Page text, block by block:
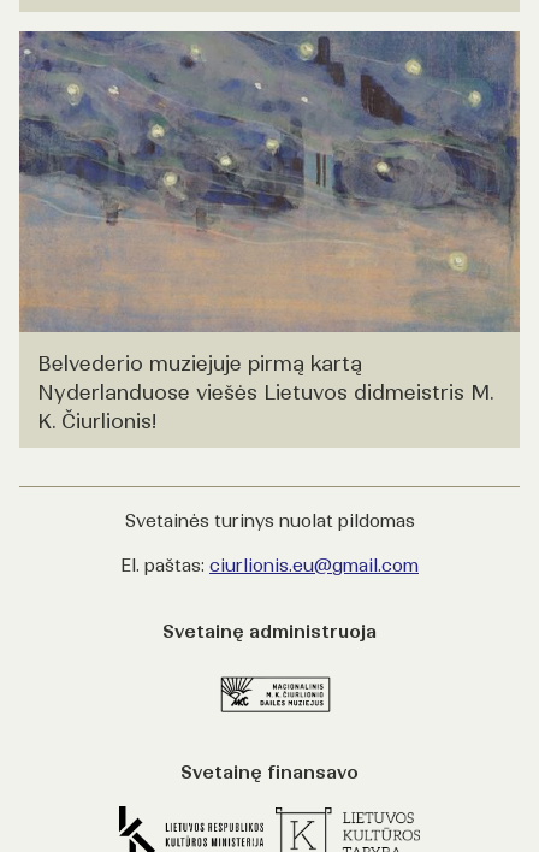
Belvederio muziejuje pirmą kartą
Nyderlanduose viešės Lietuvos didmeistris M.
K. Čiurlionis!
Svetainės turinys nuolat pildomas
El. paštas: ciurlionis.eu@gmail.com
Svetainę administruoja
Svetainę finansavo